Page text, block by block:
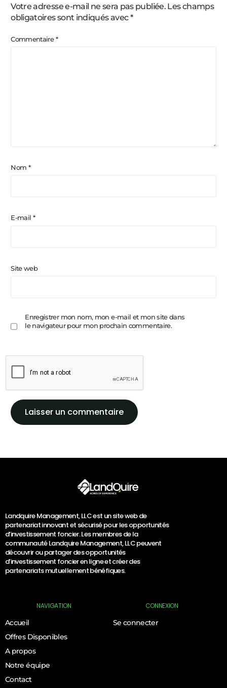
Votre adresse e-mail ne sera pas publiée. Les champs
obligatoires sont indiqués avec*
Commentaire *
Nom *
E-mail *
Site web
Enregistrer mon nom, mon e-mail et mon site dans
le navigateur pour mon prochain commentaire.
Landquire Management, LLC est un site web de
partenariat innovant et sécurisé pour les opportunités
d’investissement foncier. Les membres de la
communauté Landquire Management, LLC peuvent
découvrir ou partager des opportunités
d’investissement foncier en ligne et créer des
partenariats mutuellement bénéfiques.
NAVIGATION
Accueil
Offres Disponibles
A propos
Notre équipe
Contact
CONNEXION
Se connecter